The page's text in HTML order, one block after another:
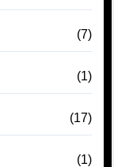
(7)
(1)
(17)
(1)